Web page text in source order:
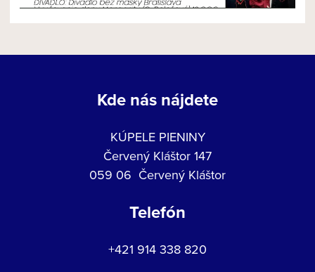
Kde nás nájdete
KÚPELE PIENINY
Červený Kláštor 147
059 06 Červený Kláštor
Telefón
+421 914 338 820